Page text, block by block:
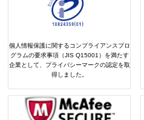
個人情報保護に関するコンプライアンスプロ
グラムの要求事項（JIS Q15001）を満たす
企業として、プライバシーマークの認定を取
得しました。